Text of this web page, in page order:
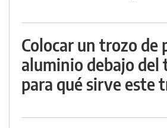
Colocar un trozo de
aluminio debajo del
para qué sirve este